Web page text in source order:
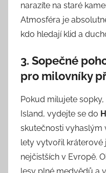
narazíte na staré
Atmosféra je
kdo hledají klid a
3. Sopečné
pro milovníky
Pokud milujete
Island, vydejte se do
skutečnosti vyhaslým
lety vytvořil kráterové
nejčistších v Evropě.
lesy plné medvědů a